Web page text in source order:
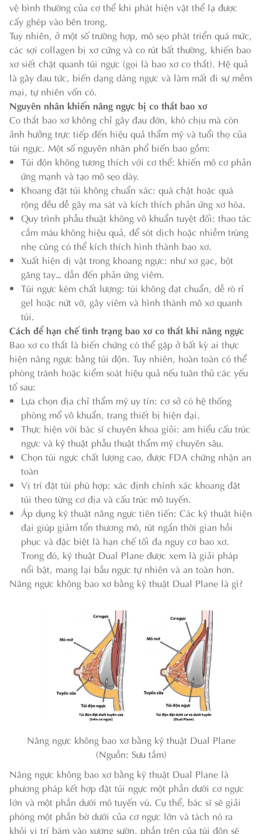
vệ bình thường của cơ thể khi phát hiện vật thể lạ được
cấy ghép vào bên trong.
Tuy nhiên, ở một số trường hợp, mô sẹo phát triển quá mức,
các sợi collagen bị xơ cứng và co rút bất thường, khiến bao
xơ siết chặt quanh túi ngực (gọi là bao xơ co thắt). Hệ quả
là gây đau tức, biến dạng dáng ngực và làm mất đi sự mềm
mại, tự nhiên vốn có.
Nguyên nhân khiến nâng ngực bị co thắt bao xơ
Co thắt bao xơ không chỉ gây đau đớn, khó chịu mà còn
ảnh hưởng trực tiếp đến hiệu quả thẩm mỹ và tuổi thọ của
túi ngực. Một số nguyên nhân phổ biến bao gồm:
Túi độn không tương thích với cơ thể: khiến mô cơ phản
ứng mạnh và tạo mô sẹo dày.
Khoang đặt túi không chuẩn xác: quá chật hoặc quá
rộng đều dễ gây ma sát và kích thích phản ứng xơ hóa.
Quy trình phẫu thuật không vô khuẩn tuyệt đối: thao tác
cầm máu không hiệu quả, để sót dịch hoặc nhiễm trùng
nhẹ cũng có thể kích thích hình thành bao xơ.
Xuất hiện dị vật trong khoang ngực: như xơ gạc, bột
găng tay… dẫn đến phản ứng viêm.
Túi ngực kém chất lượng: túi không đạt chuẩn, dễ rò rỉ
gel hoặc nứt vỡ, gây viêm và hình thành mô xơ quanh
túi.
Cách để hạn chế tình trạng bao xơ co thắt khi nâng ngực
Bao xơ co thắt là biến chứng có thể gặp ở bất kỳ ai thực
hiện nâng ngực bằng túi độn. Tuy nhiên, hoàn toàn có thể
phòng tránh hoặc kiểm soát hiệu quả nếu tuân thủ các yếu
tố sau:
Lựa chọn địa chỉ thẩm mỹ uy tín: cơ sở có hệ thống
phòng mổ vô khuẩn, trang thiết bị hiện đại.
Thực hiện với bác sĩ chuyên khoa giỏi: am hiểu cấu trúc
ngực và kỹ thuật phẫu thuật thẩm mỹ chuyên sâu.
Chọn túi ngực chất lượng cao, được FDA chứng nhận an
toàn
Vị trí đặt túi phù hợp: xác định chính xác khoang đặt
túi theo từng cơ địa và cấu trúc mô tuyến.
Áp dụng kỹ thuật nâng ngực tiên tiến: Các kỹ thuật hiện
đại giúp giảm tổn thương mô, rút ngắn thời gian hồi
phục và đặc biệt là hạn chế tối đa nguy cơ bao xơ.
Trong đó, kỹ thuật Dual Plane được xem là giải pháp
nổi bật, mang lại bầu ngực tự nhiên và an toàn hơn.
Nâng ngực không bao xơ bằng kỹ thuật Dual Plane là gì?
Nâng ngực không bao xơ bằng kỹ thuật Dual Plane
(Nguồn: Sưu tầm)
Nâng ngực không bao xơ bằng kỹ thuật Dual Plane là
phương pháp kết hợp đặt túi ngực một phần dưới cơ ngực
lớn và một phần dưới mô tuyến vú. Cụ thể, bác sĩ sẽ giải
phóng một phần bờ dưới của cơ ngực lớn và tách nó ra
khỏi vị trí bám vào xương sườn, phần trên của túi độn sẽ